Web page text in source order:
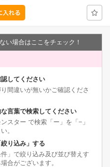
い場合はここをチェック！
してください
間違いが無いかご確認くださ
言葉で検索してください
ター で検索「ー」を「−」
。
り込み」する
」で絞り込み及び並び替えす
合がございます。